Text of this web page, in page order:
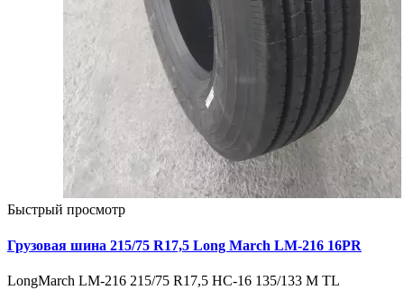
Быстрый просмотр
Грузовая шина 215/75 R17,5 Long March LM-216 16PR
LongMarch LM-216 215/75 R17,5 HC-16 135/133 M TL